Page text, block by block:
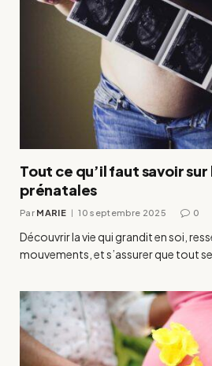
Tout ce qu’il faut savoir
prénatales
Par MARIE 10 septembre 2025 0
Découvrir la vie qui grandit en soi,
mouvements, et s’assurer que tout